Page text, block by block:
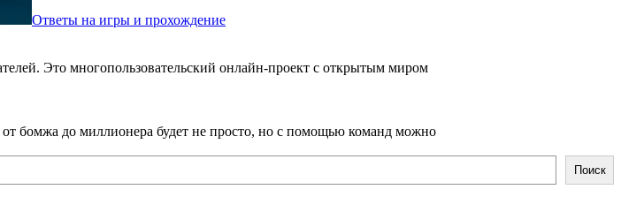
Ответы на игры и прохождение
Это многопользовательский онлайн-проект с открытым миром
бомжа до миллионера будет не просто, но с помощью команд можно
Поиск